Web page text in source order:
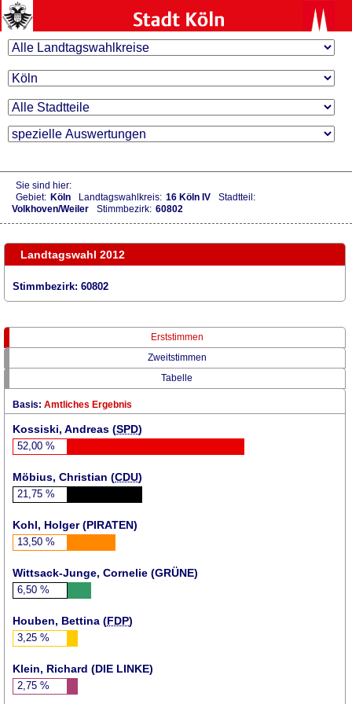
Sie sind hier:
Gebiet: Köln Landtagswahlkreis: 16 Köln IV
Stadtteil:
Volkhoven/Weiler
Stimmbezirk: 60802
Landtagswahl 2012
Stimmbezirk: 60802
Erststimmen
Zweitstimmen
Tabelle
Basis: Amtliches Ergebnis
Kossiski, Andreas (SPD)
52,00 %
Möbius, Christian (CDU)
21,75 %
Kohl, Holger (PIRATEN)
13,50 %
Wittsack-Junge, Cornelie (GRÜNE)
6,50 %
Houben, Bettina (FDP)
3,25 %
Klein, Richard (DIE LINKE)
2,75 %